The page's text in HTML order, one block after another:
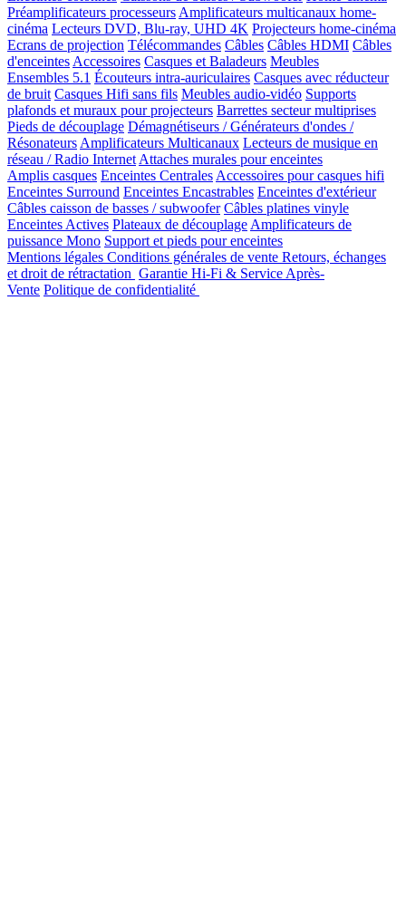
Préamplificateurs processeurs Amplificateurs multicanaux home-
cinéma Lecteurs DVD, Blu-ray, UHD 4K Projecteurs home-cinéma
Ecrans de projection Télécommandes Câbles Câbles HDMI Câbles
d'enceintes Accessoires Casques et Baladeurs Meubles
Ensembles 5.1 Écouteurs intra-auriculaires Casques avec réducteur
de bruit Casques Hifi sans fils Meubles audio-vidéo Supports
plafonds et muraux pour projecteurs Barrettes secteur multiprises
Pieds de découplage Démagnétiseurs / Générateurs d'ondes /
Résonateurs Amplificateurs Multicanaux Lecteurs de musique en
réseau / Radio Internet Attaches murales pour enceintes
Amplis casques Enceintes Centrales Accessoires pour casques hifi
Enceintes Surround Enceintes Encastrables Enceintes d'extérieur
Câbles caisson de basses / subwoofer Câbles platines vinyle
Enceintes Actives Plateaux de découplage Amplificateurs de
puissance Mono Support et pieds pour enceintes
Mentions légales Conditions générales de vente Retours, échanges
et droit de rétractation Garantie Hi-Fi & Service Après-
Vente Politique de confidentialité